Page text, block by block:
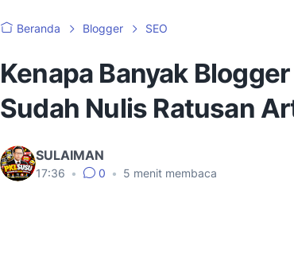
Beranda Blogger SEO
Kenapa Banyak
Sudah Nulis Ratusan
SULAIMAN
17:36 • 0 • 5 menit membaca